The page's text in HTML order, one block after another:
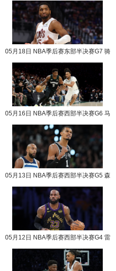
05月18日 NBA季后赛东部半决赛G7 骑
05月16日 NBA季后赛西部半决赛G6 马
05月13日 NBA季后赛西部半决赛G5 森
05月12日 NBA季后赛西部半决赛G4 雷